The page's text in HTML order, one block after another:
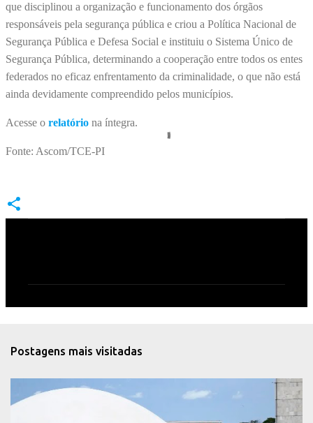
que disciplinou a organização e funcionamento dos órgãos
responsáveis pela segurança pública e criou a Política Nacional de
Segurança Pública e Defesa Social e instituiu o Sistema Único de
Segurança Pública, determinando a cooperação entre todos os entes
federados no eficaz enfrentamento da criminalidade, o que não está
ainda devidamente compreendido pelos municípios.
Acesse o relatório na íntegra.
Fonte: Ascom/TCE-PI
á
r
i
Postagens mais visitadas